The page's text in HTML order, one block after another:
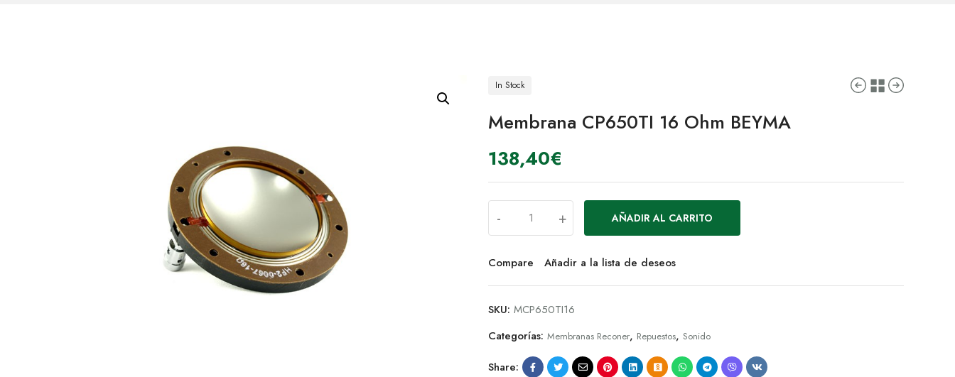
In Stock
Membrana CP650TI 16 Ohm BEYMA
138,40€
- + AÑADIR AL CARRITO
Compare Añadir a la lista de deseos
SKU: MCP650TI16
Categorías: Membranas Reconer, Repuestos, Sonido
Share: